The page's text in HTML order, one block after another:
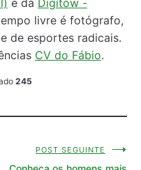
e da Digitow -
livre é fotógrafo,
de esportes radicais.
CV do Fábio.
245
POST SEGUINTE